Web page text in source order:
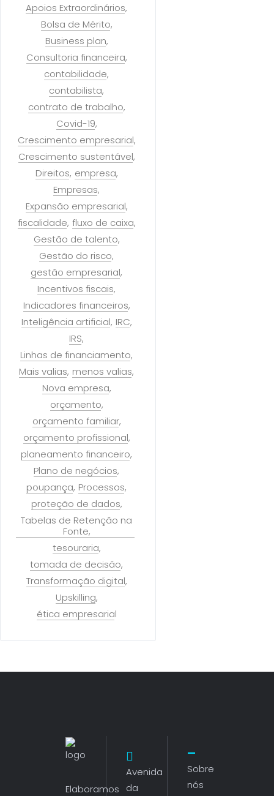
Apoios Extraordinários
Bolsa de Mérito
Business plan
Consultoria financeira
contabilidade
contabilista
contrato de trabalho
Covid-19
Crescimento empresarial
Crescimento sustentável
Direitos empresa
Empresas
Expansão empresarial
fiscalidade fluxo de caixa
Gestão de talento
Gestão do risco
gestão empresarial
Incentivos fiscais
Indicadores financeiros
Inteligência artificial IRC
IRS
Linhas de financiamento
Mais valias menos valias
Nova empresa
orçamento
orçamento familiar
orçamento profissional
planeamento financeiro
Plano de negócios
poupança Processos
proteção de dados
Tabelas de Retenção na
Fonte
tesouraria
tomada de decisão
Transformação digital
Upskilling
ética empresarial
Elaboramos
Avenida
da
Sobre
nós